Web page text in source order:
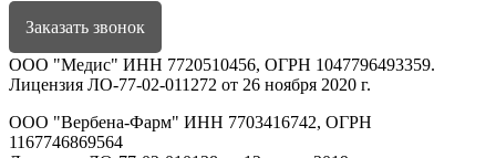
Заказать звонок
ООО "Медис" ИНН 7720510456, ОГРН 1047796493359.
Лицензия ЛО-77-02-011272 от 26 ноября 2020 г.
ООО "Вербена-Фарм" ИНН 7703416742, ОГРН
1167746869564